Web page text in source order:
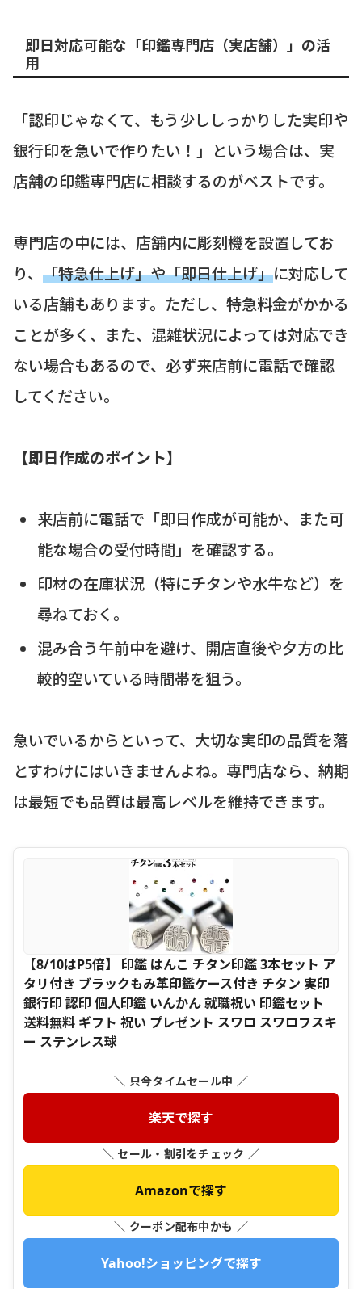
即日対応可能な「印鑑専門店（実店舗）」の活
用
「認印じゃなくて、もう少ししっかりした実印や
銀行印を急いで作りたい！」という場合は、実
店舗の印鑑専門店に相談するのがベストです。
専門店の中には、店舗内に彫刻機を設置してお
り、 「特急仕上げ」や「即日仕上げ」に対応して
いる店舗もあります。ただし、特急料金がかかる
ことが多く、また、混雑状況によっては対応でき
ない場合もあるので、必ず来店前に電話で確認
してください。
【即日作成のポイント】
来店前に電話で「即日作成が可能か、また可
能な場合の受付時間」を確認する。
印材の在庫状況（特にチタンや水牛など）を
尋ねておく。
混み合う午前中を避け、開店直後や夕方の比
較的空いている時間帯を狙う。
急いでいるからといって、大切な実印の品質を落
とすわけにはいきませんよね。専門店なら、納期
は最短でも品質は最高レベルを維持できます。
【8/10はP5倍】 印鑑 はんこ チタン印鑑 3本セット ア
タリ付き ブラックもみ革印鑑ケース付き チタン 実印
銀行印 認印 個人印鑑 いんかん 就職祝い 印鑑セット
送料無料 ギフト 祝い プレゼント スワロ スワロフスキ
ー ステンレス球
＼ 只今タイムセール中 ／
楽天で探す
＼ セール・割引をチェック ／
Amazonで探す
＼ クーポン配布中かも ／
Yahoo!ショッピングで探す